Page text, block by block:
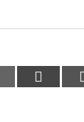
Google+